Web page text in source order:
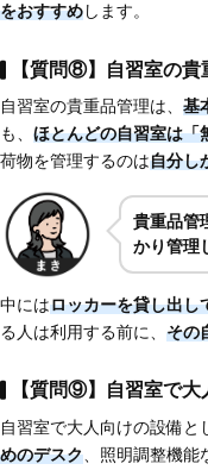
をおすすめします。
【質問⑧】自習室の貴
自習室の貴重品管理は、 基
も、 ほとんどの自習室は「
荷物を管理するのは自分し
貴重品管
かり管理
中にはロッカーを貸し出し
る人は利用する前に、 その
【質問⑨】自習室で大
自習室で大人向けの設備と
めのデスク 、照明調整機能